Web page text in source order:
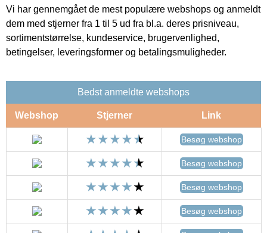
Vi har gennemgået de mest populære webshops og anmeldt
dem med stjerner fra 1 til 5 ud fra bl.a. deres prisniveau,
sortimentstørrelse, kundeservice, brugervenlighed,
betingelser, leveringsformer og betalingsmuligheder.
Bedst anmeldte webshops
Webshop Stjerner Link
Besøg webshop
Besøg webshop
Besøg webshop
Besøg webshop